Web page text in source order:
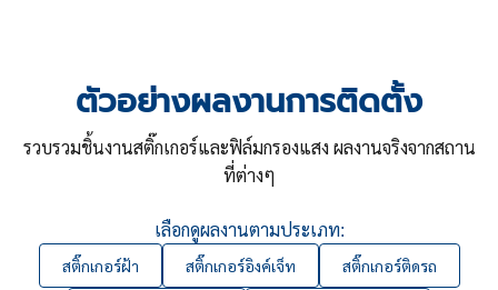
ตัวอย่างผลงานการติดตั้ง
รวบรวมชิ้นงานสติ๊กเกอร์และฟิล์มกรองแสง ผลงานจริงจากสถาน
ที่ต่างๆ
เลือกดูผลงานตามประเภท:
สติ๊กเกอร์ฝ้า สติ๊กเกอร์อิงค์เจ็ท สติ๊กเกอร์ติดรถ